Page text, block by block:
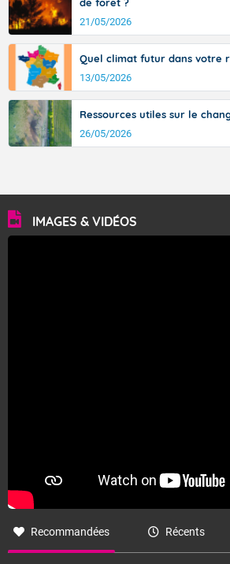
21/05/2026
Quel climat futur dans votre
13/05/2026
Ressources utiles sur le
26/05/2026
IMAGES & VIDÉOS
Recommandées Récents